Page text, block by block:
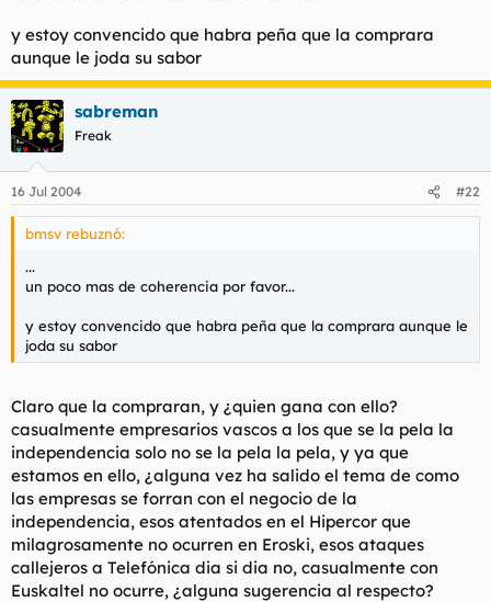
y estoy convencido que habra peña que la comprara
aunque le joda su sabor
sabreman
Freak
16 Jul 2004 #22
bmsv rebuznó:
...
un poco mas de coherencia por favor...
y estoy convencido que habra peña que la comprara aunque le
joda su sabor
Claro que la compraran, y ¿quien gana con ello?
casualmente empresarios vascos a los que se la pela la
independencia solo no se la pela la pela, y ya que
estamos en ello, ¿alguna vez ha salido el tema de como
las empresas se forran con el negocio de la
independencia, esos atentados en el Hipercor que
milagrosamente no ocurren en Eroski, esos ataques
callejeros a Telefónica dia si dia no, casualmente con
Euskaltel no ocurre, ¿alguna sugerencia al respecto?